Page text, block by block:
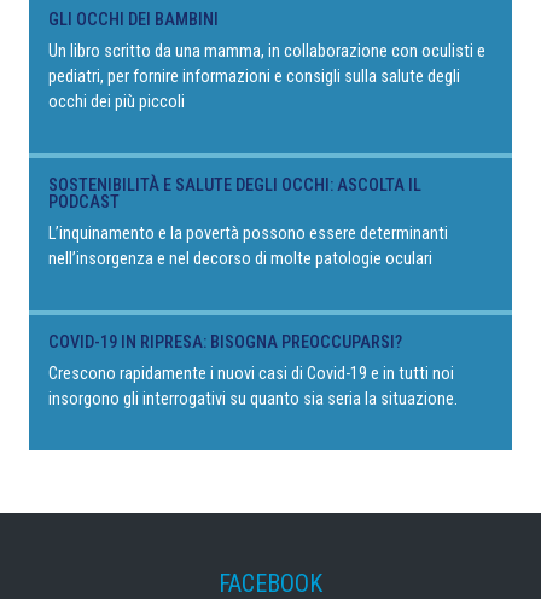
GLI OCCHI DEI BAMBINI
Un libro scritto da una mamma, in collaborazione con oculisti e
pediatri, per fornire informazioni e consigli sulla salute degli
occhi dei più piccoli
SOSTENIBILITÀ E SALUTE DEGLI OCCHI: ASCOLTA IL
PODCAST
L’inquinamento e la povertà possono essere determinanti
nell’insorgenza e nel decorso di molte patologie oculari
COVID-19 IN RIPRESA: BISOGNA PREOCCUPARSI?
Crescono rapidamente i nuovi casi di Covid-19 e in tutti noi
insorgono gli interrogativi su quanto sia seria la situazione.
FACEBOOK